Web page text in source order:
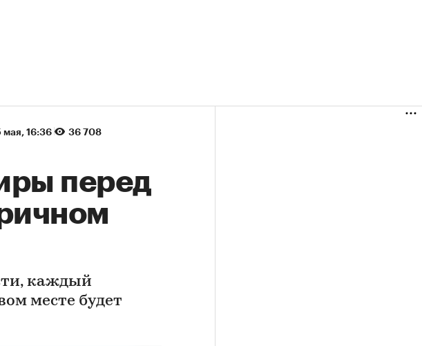
мая, 16:36
36 708
перед
каждый
месте будет